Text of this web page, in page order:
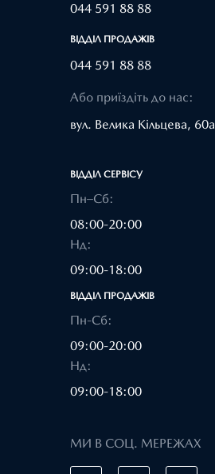
044 591 88 88
ВІДДІЛ ПРОДАЖІВ
044 591 88 88
Або приїздіть до нас:
вул. Велика Кільцева, 60а
ВІДДІЛ CЕРВІСУ
Пн–Сб:
08:00-20:00
Нд:
09:00-18:00
ВІДДІЛ ПРОДАЖІВ
Пн-Сб:
09:00-20:00
Нд:
09:00-18:00
МИ В СОЦ. МЕРЕЖАХ